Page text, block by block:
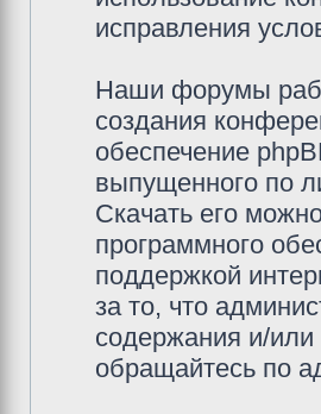
исправления
Наши форумы
создания
обеспечение
выпущенного по
Скачать его
программного
поддержкой
за то, что
содержания и/
обращайтесь по